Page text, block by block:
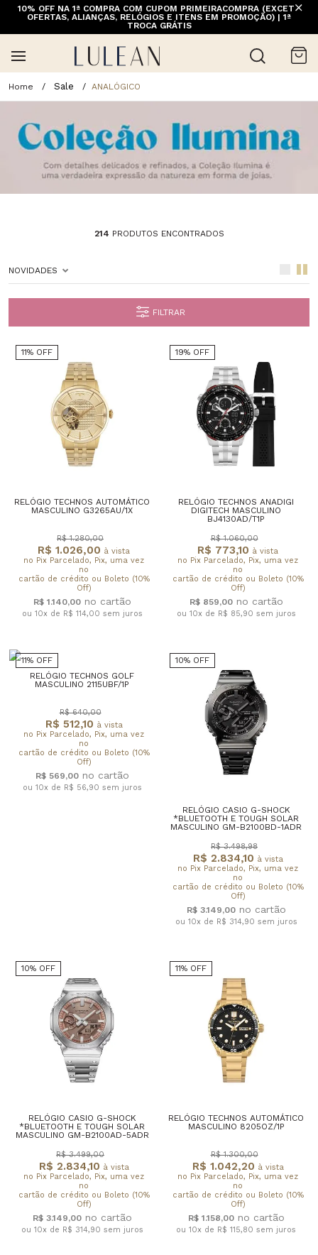
10% OFF NA 1ª COMPRA COM CUPOM PRIMEIRACOMPRA (EXCETO
OFERTAS, ALIANÇAS, RELÓGIOS E ITENS EM PROMOÇÃO) | 1ª
TROCA GRÁTIS
Sale ANALÓGICO
214 PRODUTOS ENCONTRADOS
NOVIDADES
FILTRAR
11% OFF
RELÓGIO TECHNOS AUTOMÁTICO
MASCULINO G3265AU/1X
R$ 1.026,00 à vista
no Pix Parcelado, Pix, uma vez
no
cartão de crédito ou Boleto (10%
Off)
R$ 1.280,00
R$ 1.140,00
ou 10x de R$ 114,00 sem juros
19% OFF
RELÓGIO TECHNOS ANADIGI
DIGITECH MASCULINO
BJ4130AD/T1P
R$ 773,10 à vista
no Pix Parcelado, Pix, uma vez
no
cartão de crédito ou Boleto (10%
Off)
R$ 1.060,00
R$ 859,00
ou 10x de R$ 85,90 sem juros
11% OFF
RELÓGIO TECHNOS GOLF
MASCULINO 2115UBF/1P
R$ 512,10 à vista
no Pix Parcelado, Pix, uma vez
no
cartão de crédito ou Boleto (10%
Off)
R$ 640,00
R$ 569,00
ou 10x de R$ 56,90 sem juros
10% OFF
RELÓGIO CASIO G-SHOCK
*BLUETOOTH E TOUGH SOLAR
MASCULINO GM-B2100BD-1ADR
R$ 2.834,10 à vista
no Pix Parcelado, Pix, uma vez
no
cartão de crédito ou Boleto (10%
Off)
R$ 3.498,98
R$ 3.149,00
ou 10x de R$ 314,90 sem juros
10% OFF
RELÓGIO CASIO G-SHOCK
*BLUETOOTH E TOUGH SOLAR
MASCULINO GM-B2100AD-5ADR
R$ 2.834,10 à vista
no Pix Parcelado, Pix, uma vez
no
cartão de crédito ou Boleto (10%
Off)
R$ 3.499,00
R$ 3.149,00
ou 10x de R$ 314,90 sem juros
11% OFF
RELÓGIO TECHNOS AUTOMÁTICO
MASCULINO 8205OZ/1P
R$ 1.042,20 à vista
no Pix Parcelado, Pix, uma vez
no
cartão de crédito ou Boleto (10%
Off)
R$ 1.300,00
R$ 1.158,00
ou 10x de R$ 115,80 sem juros